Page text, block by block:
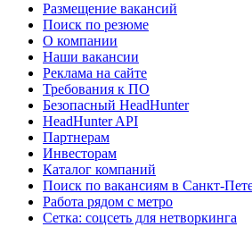
Размещение вакансий
Поиск по резюме
О компании
Наши вакансии
Реклама на сайте
Требования к ПО
Безопасный HeadHunter
HeadHunter API
Партнерам
Инвесторам
Каталог компаний
Поиск по вакансиям в Санкт-
Работа рядом с метро
Сетка: соцсеть для нетворкинга